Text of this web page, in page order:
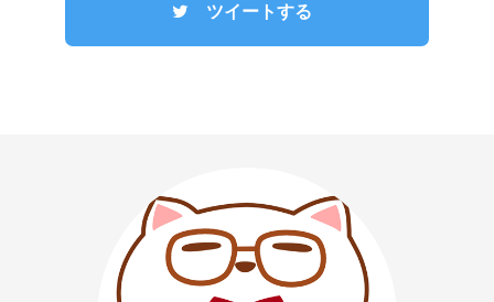
ツイートする